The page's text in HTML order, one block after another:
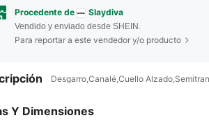
Procedente de Slaydiva
Vendido y enviado desde SHEIN.
Para reportar a este vendedor y/o producto
Desgarro,Canalé,Cuello
Y Dimensiones